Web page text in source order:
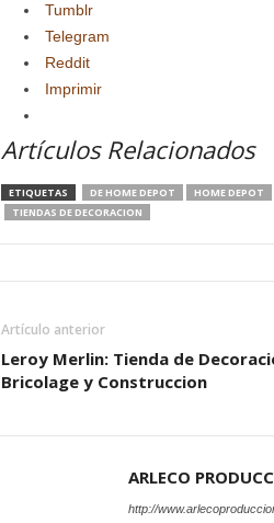
Tumblr
Telegram
Reddit
Imprimir
Artículos Relacionados
ETIQUETAS DE HOME DEPOT HOME DEPOT
TIENDAS DE DECORACION
Artículo anterior
Leroy Merlin: Tienda de
Bricolage y Construccion
ARLECO
http://